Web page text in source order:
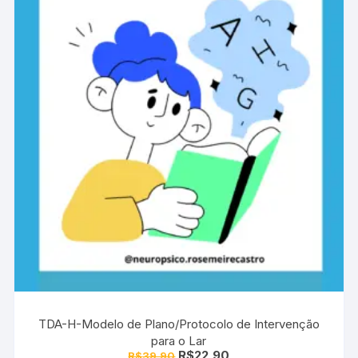
TDA-H-Modelo de Plano/Protocolo de Intervenção
para o Lar
O